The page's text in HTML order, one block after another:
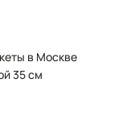
в Москве
35 см